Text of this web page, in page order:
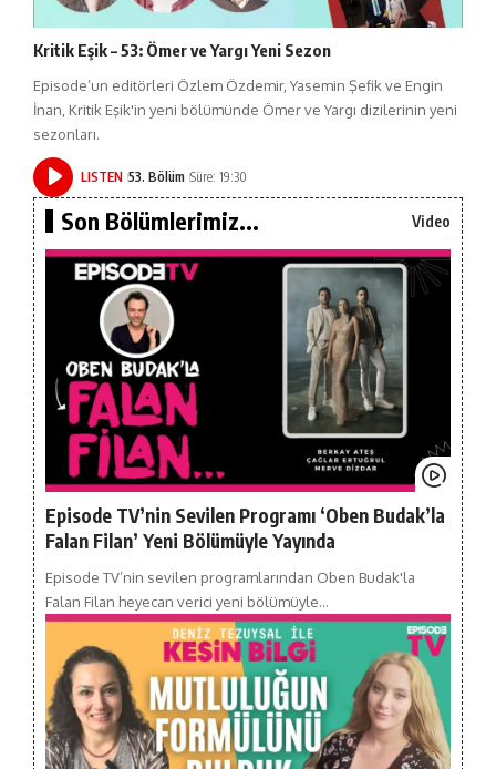
Kritik Eşik – 53: Ömer ve Yargı Yeni Sezon
Episode’un editörleri Özlem Özdemir, Yasemin Şefik ve Engin
İnan, Kritik Eşik'in yeni bölümünde Ömer ve Yargı dizilerinin yeni
sezonları.
LISTEN 53. Bölüm Süre: 19:30
Son Bölümlerimiz... Video
Episode TV’nin Sevilen Programı ‘Oben Budak’la
Falan Filan’ Yeni Bölümüyle Yayında
Episode TV’nin sevilen programlarından Oben Budak'la
Falan Filan heyecan verici yeni bölümüyle…